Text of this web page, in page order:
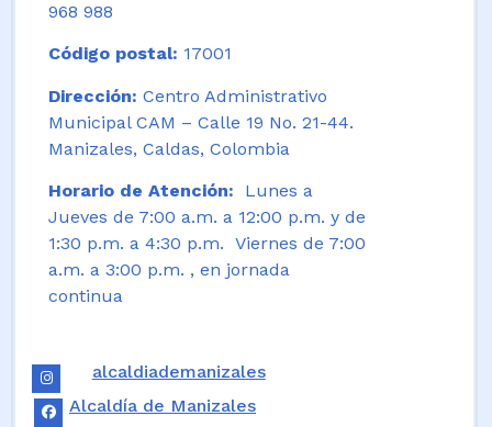
968 988
Código postal: 17001
Dirección: Centro Administrativo
Municipal CAM – Calle 19 No. 21-44.
Manizales, Caldas, Colombia
Horario de Atención: Lunes a
Jueves de 7:00 a.m. a 12:00 p.m. y de
1:30 p.m. a 4:30 p.m. Viernes de 7:00
a.m. a 3:00 p.m. , en jornada
continua
alcaldiademanizales
Alcaldía de Manizales